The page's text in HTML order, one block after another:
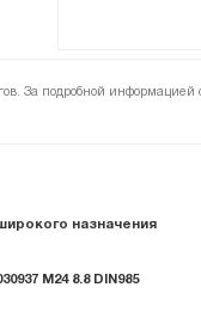
За подробной информацией
назначения
M24 8.8 DIN985